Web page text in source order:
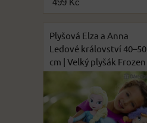
499 Kč
Plyšová Elza a Anna
Ledové království 40–50
cm | Velký plyšák Frozen